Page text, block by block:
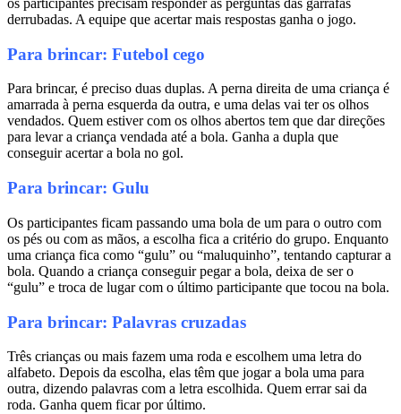
os participantes precisam responder as perguntas das garrafas
derrubadas. A equipe que acertar mais respostas ganha o jogo.
Para brincar: Futebol cego
Para brincar, é preciso duas duplas. A perna direita de uma criança é
amarrada à perna esquerda da outra, e uma delas vai ter os olhos
vendados. Quem estiver com os olhos abertos tem que dar direções
para levar a criança vendada até a bola. Ganha a dupla que
conseguir acertar a bola no gol.
Para brincar: Gulu
Os participantes ficam passando uma bola de um para o outro com
os pés ou com as mãos, a escolha fica a critério do grupo. Enquanto
uma criança fica como “gulu” ou “maluquinho”, tentando capturar a
bola. Quando a criança conseguir pegar a bola, deixa de ser o
“gulu” e troca de lugar com o último participante que tocou na bola.
Para brincar: Palavras cruzadas
Três crianças ou mais fazem uma roda e escolhem uma letra do
alfabeto. Depois da escolha, elas têm que jogar a bola uma para
outra, dizendo palavras com a letra escolhida. Quem errar sai da
roda. Ganha quem ficar por último.